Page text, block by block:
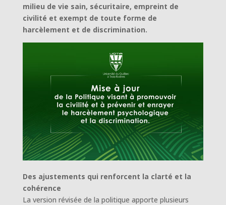
milieu de vie sain, sécuritaire, empreint de
civilité et exempt de toute forme de
harcèlement et de discrimination.
Des ajustements qui renforcent la clarté et la
cohérence
La version révisée de la politique apporte plusieurs